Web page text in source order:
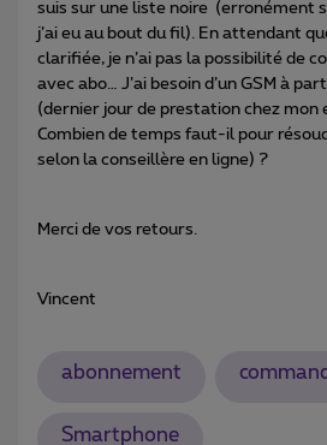
suis sur une liste noire (erronément
j’ai eu au bout du fil). En attendant
clarifiée, je n’ai pas la possibilité de
avec abo… J’ai besoin d’un GSM à
(dernier jour de prestation chez mon
Combien de temps faut-il pour
selon la conseillère en ligne) ?
Merci de vos retours.
Vincent
abonnement
Smartphone